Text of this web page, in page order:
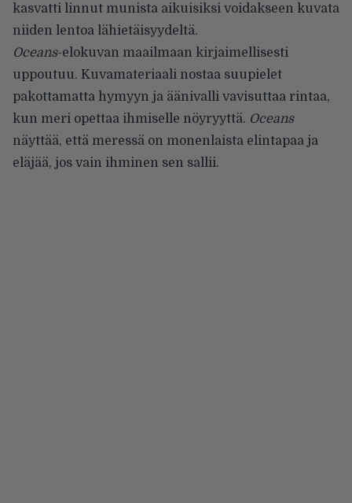
kasvatti linnut munista aikuisiksi voidakseen kuvata
niiden lentoa lähietäisyydeltä.
Oceans-elokuvan maailmaan kirjaimellisesti
uppoutuu. Kuvamateriaali nostaa suupielet
pakottamatta hymyyn ja äänivalli vavisuttaa rintaa,
kun meri opettaa ihmiselle nöyryyttä. Oceans
näyttää, että meressä on monenlaista elintapaa ja
eläjää, jos vain ihminen sen sallii.